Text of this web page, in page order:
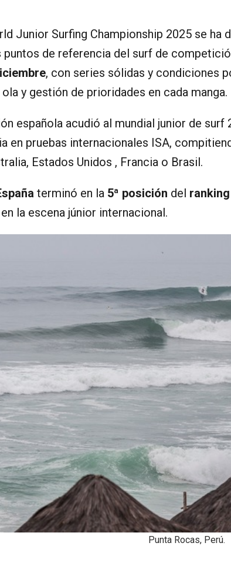
Junior Surfing Championship 2025 se ha
puntos de referencia del surf de
, con series sólidas y condiciones
y gestión de prioridades en cada manga.​
española acudió al mundial junior de
en pruebas internacionales ISA,
Estados Unidos , Francia o Brasil.
terminó en la 5ª posición del
la escena júnior internacional.​
Punta Rocas, Perú.